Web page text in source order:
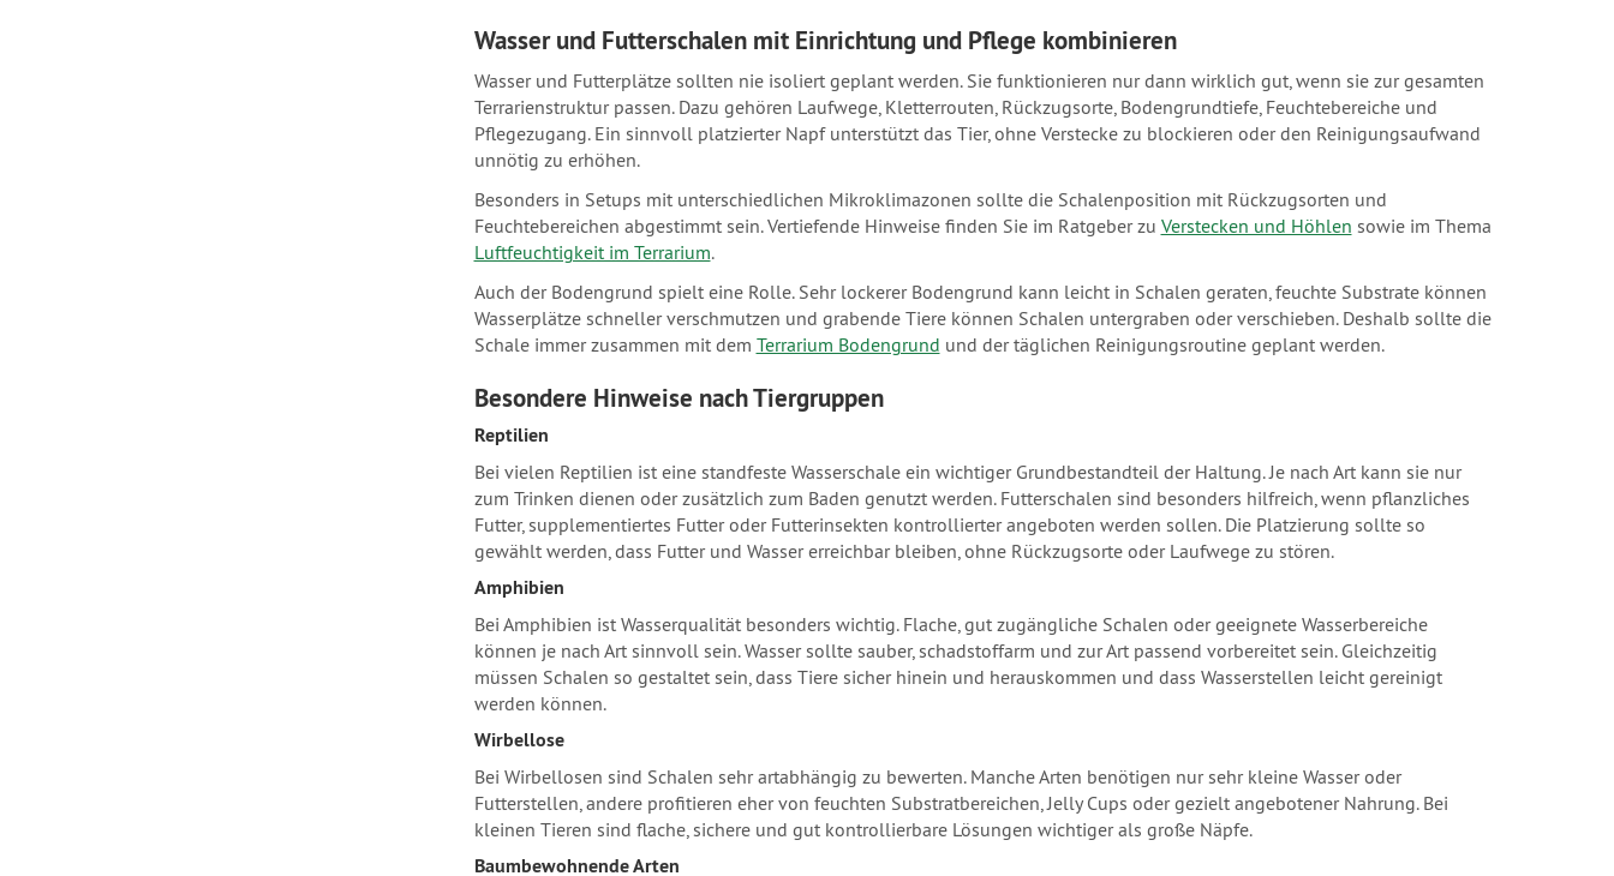
Wasser und Futterschalen mit Einrichtung und Pflege kombinieren
Wasser und Futterplätze sollten nie isoliert geplant werden. Sie funktionieren nur dann wirklich gut, wenn sie zur gesamten
Terrarienstruktur passen. Dazu gehören Laufwege, Kletterrouten, Rückzugsorte, Bodengrundtiefe, Feuchtebereiche und
Pflegezugang. Ein sinnvoll platzierter Napf unterstützt das Tier, ohne Verstecke zu blockieren oder den Reinigungsaufwand
unnötig zu erhöhen.
Besonders in Setups mit unterschiedlichen Mikroklimazonen sollte die Schalenposition mit Rückzugsorten und
Feuchtebereichen abgestimmt sein. Vertiefende Hinweise finden Sie im Ratgeber zu Verstecken und Höhlen sowie im Thema
Luftfeuchtigkeit im Terrarium.
Auch der Bodengrund spielt eine Rolle. Sehr lockerer Bodengrund kann leicht in Schalen geraten, feuchte Substrate können
Wasserplätze schneller verschmutzen und grabende Tiere können Schalen untergraben oder verschieben. Deshalb sollte die
Schale immer zusammen mit dem Terrarium Bodengrund und der täglichen Reinigungsroutine geplant werden.
Besondere Hinweise nach Tiergruppen
Reptilien
Bei vielen Reptilien ist eine standfeste Wasserschale ein wichtiger Grundbestandteil der Haltung. Je nach Art kann sie nur
zum Trinken dienen oder zusätzlich zum Baden genutzt werden. Futterschalen sind besonders hilfreich, wenn pflanzliches
Futter, supplementiertes Futter oder Futterinsekten kontrollierter angeboten werden sollen. Die Platzierung sollte so
gewählt werden, dass Futter und Wasser erreichbar bleiben, ohne Rückzugsorte oder Laufwege zu stören.
Amphibien
Bei Amphibien ist Wasserqualität besonders wichtig. Flache, gut zugängliche Schalen oder geeignete Wasserbereiche
können je nach Art sinnvoll sein. Wasser sollte sauber, schadstoffarm und zur Art passend vorbereitet sein. Gleichzeitig
müssen Schalen so gestaltet sein, dass Tiere sicher hinein und herauskommen und dass Wasserstellen leicht gereinigt
werden können.
Wirbellose
Bei Wirbellosen sind Schalen sehr artabhängig zu bewerten. Manche Arten benötigen nur sehr kleine Wasser oder
Futterstellen, andere profitieren eher von feuchten Substratbereichen, Jelly Cups oder gezielt angebotener Nahrung. Bei
kleinen Tieren sind flache, sichere und gut kontrollierbare Lösungen wichtiger als große Näpfe.
Baumbewohnende Arten